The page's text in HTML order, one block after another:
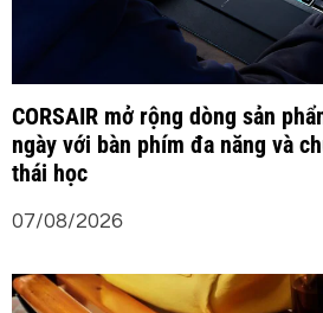
t
CORSAIR mở rộng dòng sản
ngày với bàn phím đa năng và
thái học
07/08/2026